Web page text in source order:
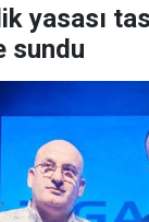
yasası
sundu